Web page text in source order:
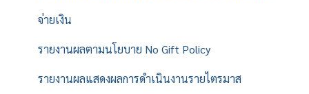
จ่ายเงิน
รายงานผลตามนโยบาย No Gift Policy
รายงานผลแสดงผลการดำเนินงานรายไตรมาส